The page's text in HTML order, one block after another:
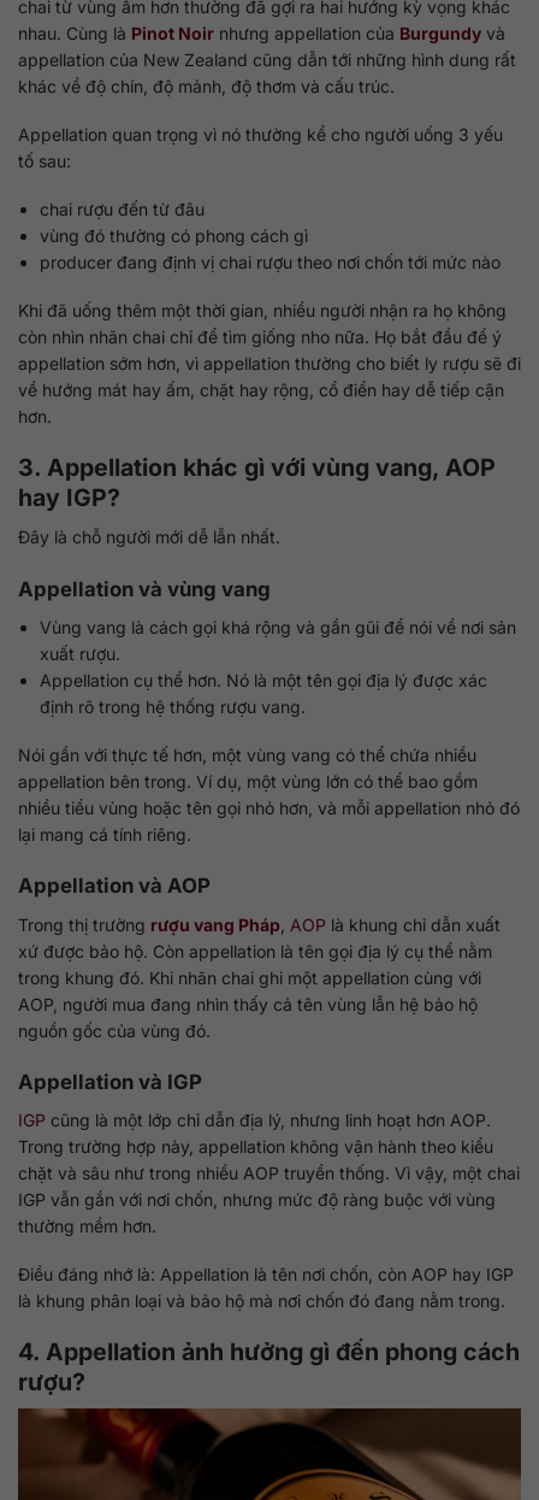
chai từ vùng ấm hơn thường đã gợi ra hai hướng kỳ vọng khác
nhau. Cùng là Pinot Noir nhưng appellation của Burgundy và
appellation của New Zealand cũng dẫn tới những hình dung rất
khác về độ chín, độ mảnh, độ thơm và cấu trúc.
Appellation quan trọng vì nó thường kể cho người uống 3 yếu
tố sau:
chai rượu đến từ đâu
vùng đó thường có phong cách gì
producer đang định vị chai rượu theo nơi chốn tới mức nào
Khi đã uống thêm một thời gian, nhiều người nhận ra họ không
còn nhìn nhãn chai chỉ để tìm giống nho nữa. Họ bắt đầu để ý
appellation sớm hơn, vì appellation thường cho biết ly rượu sẽ đi
về hướng mát hay ấm, chặt hay rộng, cổ điển hay dễ tiếp cận
hơn.
3. Appellation khác gì với vùng vang, AOP
hay IGP?
Đây là chỗ người mới dễ lẫn nhất.
Appellation và vùng vang
Vùng vang là cách gọi khá rộng và gần gũi để nói về nơi sản
xuất rượu.
Appellation cụ thể hơn. Nó là một tên gọi địa lý được xác
định rõ trong hệ thống rượu vang.
Nói gần với thực tế hơn, một vùng vang có thể chứa nhiều
appellation bên trong. Ví dụ, một vùng lớn có thể bao gồm
nhiều tiểu vùng hoặc tên gọi nhỏ hơn, và mỗi appellation nhỏ đó
lại mang cá tính riêng.
Appellation và AOP
Trong thị trường rượu vang Pháp AOP là khung chỉ dẫn xuất
xứ được bảo hộ. Còn appellation là tên gọi địa lý cụ thể nằm
trong khung đó. Khi nhãn chai ghi một appellation cùng với
AOP, người mua đang nhìn thấy cả tên vùng lẫn hệ bảo hộ
nguồn gốc của vùng đó.
Appellation và IGP
IGP cũng là một lớp chỉ dẫn địa lý, nhưng linh hoạt hơn AOP.
Trong trường hợp này, appellation không vận hành theo kiểu
chặt và sâu như trong nhiều AOP truyền thống. Vì vậy, một chai
IGP vẫn gắn với nơi chốn, nhưng mức độ ràng buộc với vùng
thường mềm hơn.
Điều đáng nhớ là: Appellation là tên nơi chốn, còn AOP hay IGP
là khung phân loại và bảo hộ mà nơi chốn đó đang nằm trong.
4. Appellation ảnh hưởng gì đến phong cách
rượu?